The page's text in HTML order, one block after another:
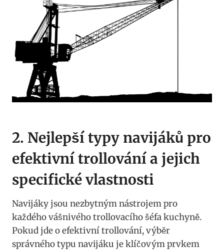
2.⁢ Nejlepší typy navijáků pro
efektivní trollování a jejich
specifické vlastnosti
Navijáky jsou nezbytným nástrojem pro
každého vášnivého trollovacího šéfa kuchyně.‌
Pokud jde o efektivní ⁤trollování,‍ výběr
správného⁤ typu navijáku je klíčovým prvkem